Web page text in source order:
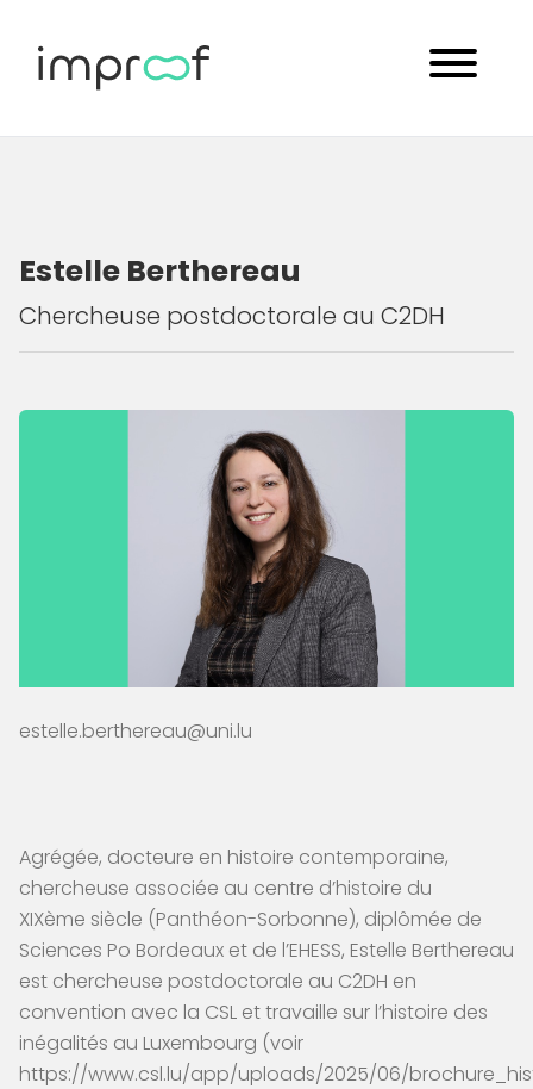
Estelle Berthereau
Chercheuse postdoctorale au C2DH
estelle.berthereau@uni.lu
Agrégée, docteure en histoire contemporaine,
chercheuse associée au centre d’histoire du
XIXème siècle (Panthéon-Sorbonne), diplômée de
Sciences Po Bordeaux et de l’EHESS, Estelle Berthereau
est chercheuse postdoctorale au C2DH en
convention avec la CSL et travaille sur l’histoire des
inégalités au Luxembourg (voir
https://www.csl.lu/app/uploads/2025/06/